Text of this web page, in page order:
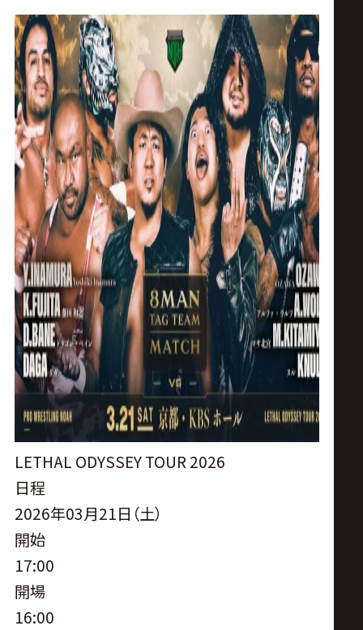
ス
リ
ン
グ・
ノ
ア
公
式
サ
イ
ト
LETHAL ODYSSEY TOUR 2026
日程
2026年03月21日（土）
開始
17:00
開場
16:00